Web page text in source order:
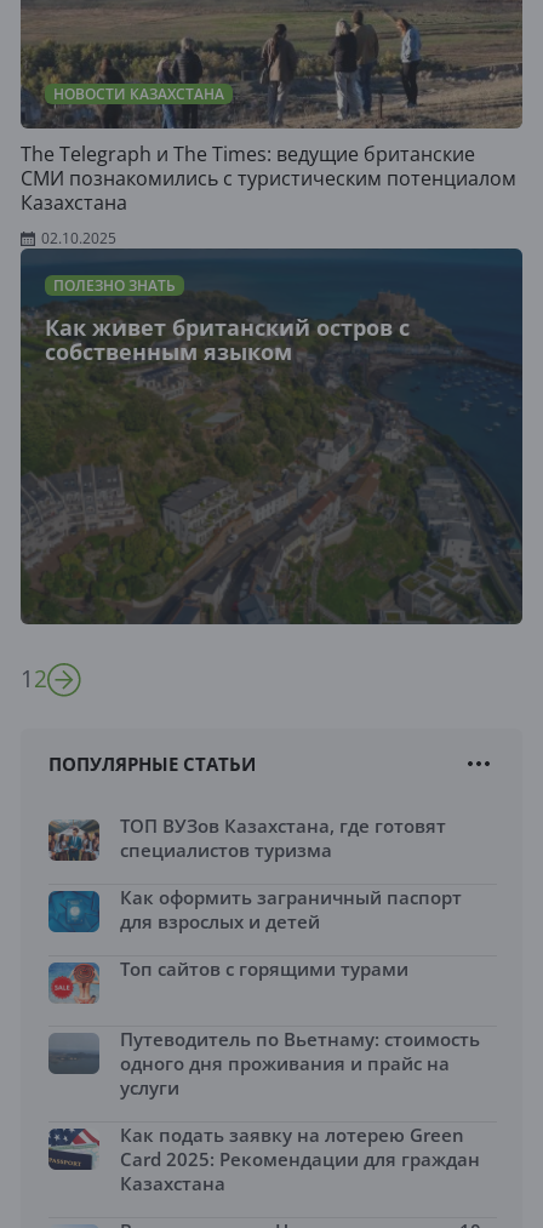
НОВОСТИ КАЗАХСТАНА
The Telegraph и The Times: ведущие британские
СМИ познакомились с туристическим потенциалом
Казахстана
02.10.2025
ПОЛЕЗНО ЗНАТЬ
Как живет британский остров с
собственным языком
12
ПОПУЛЯРНЫЕ СТАТЬИ
ТОП ВУЗов Казахстана, где готовят
специалистов туризма
Как оформить заграничный паспорт
для взрослых и детей
Топ сайтов с горящими турами
Путеводитель по Вьетнаму: стоимость
одного дня проживания и прайс на
услуги
Как подать заявку на лотерею Green
Card 2025: Рекомендации для граждан
Казахстана